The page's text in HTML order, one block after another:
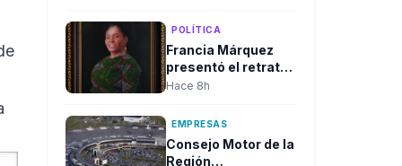
la seguridad
energética del país
POLÍTICA
Francia Márquez
presentó el retrato
oficial que quedará
Vicepresidencial al
cierre de su
mandato
Hace 8h
EMPRESAS
Consejo Motor de la
Región